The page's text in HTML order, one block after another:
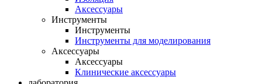
Аксессуары
Инструменты
Инструменты
Инструменты для моделирования
Аксессуары
Аксессуары
Клинические аксессуары